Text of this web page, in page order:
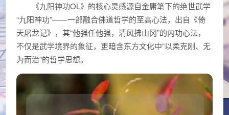
《九阳神功OL》的核心灵感源自金庸笔下的绝世武学
“九阳神功”——一部融合佛道哲学的至高心法，出自《倚
天屠龙记》，其“他强任他强，清风拂山冈”的内功心法，
不仅是武学境界的象征，更暗含东方文化中“以柔克刚、无
为而治”的哲学思想。